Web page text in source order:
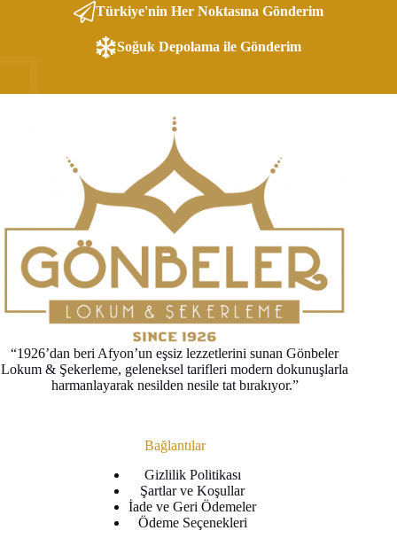
Türkiye'nin Her Noktasına Gönderim
Soğuk Depolama ile Gönderim
“1926’dan beri Afyon’un eşsiz lezzetlerini sunan Gönbeler
Lokum & Şekerleme, geleneksel tarifleri modern dokunuşlarla
harmanlayarak nesilden nesile tat bırakıyor.”
Bağlantılar
Gizlilik Politikası
Şartlar ve Koşullar
İade ve Geri Ödemeler
Ödeme Seçenekleri